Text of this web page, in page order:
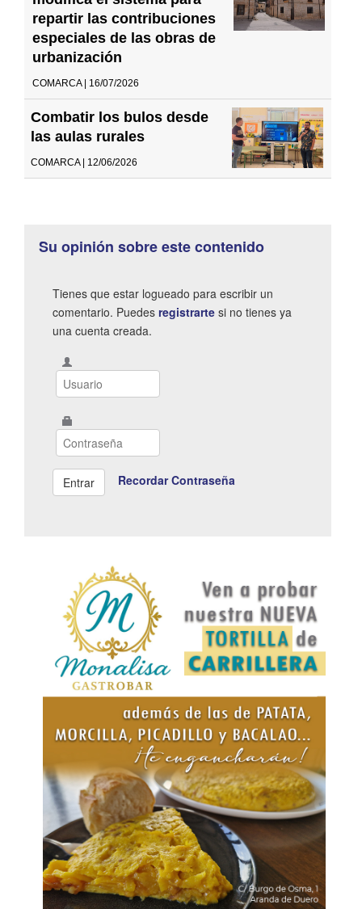
repartir las contribuciones
especiales de las obras de
urbanización
COMARCA | 16/07/2026
Combatir los bulos desde
las aulas rurales
COMARCA | 12/06/2026
Su opinión sobre este contenido
Tienes que estar logueado para escribir un
comentario. Puedes registrarte si no tienes ya
una cuenta creada.
Recordar Contraseña